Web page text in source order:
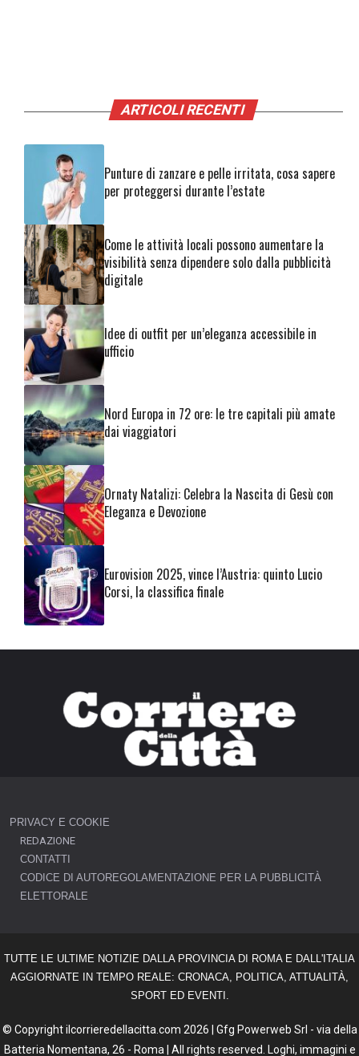
ARTICOLI RECENTI
Punture di zanzare e pelle irritata, cosa sapere
per proteggersi durante l’estate
Come le attività locali possono aumentare la
visibilità senza dipendere solo dalla pubblicità
digitale
Idee di outfit per un’eleganza accessibile in
ufficio
Nord Europa in 72 ore: le tre capitali più amate
dai viaggiatori
Ornaty Natalizi: Celebra la Nascita di Gesù con
Eleganza e Devozione
Eurovision 2025, vince l’Austria: quinto Lucio
Corsi, la classifica finale
PRIVACY E COOKIE
REDAZIONE
CONTATTI
CODICE DI AUTOREGOLAMENTAZIONE PER LA PUBBLICITÀ
ELETTORALE
TUTTE LE ULTIME NOTIZIE DALLA PROVINCIA DI ROMA E DALL'ITALIA
AGGIORNATE IN TEMPO REALE: CRONACA, POLITICA, ATTUALITÀ,
SPORT ED EVENTI.
© Copyright ilcorrieredellacitta.com 2026 | Gfg Powerweb Srl - via della
Batteria Nomentana, 26 - Roma | All rights reserved. Loghi, immagini e